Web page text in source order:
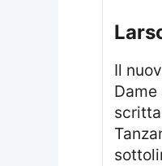
Il nuovo episodio del celebre fumetto si presenta come un riconoscimento alla memorabile etologa e primatologa
scritta